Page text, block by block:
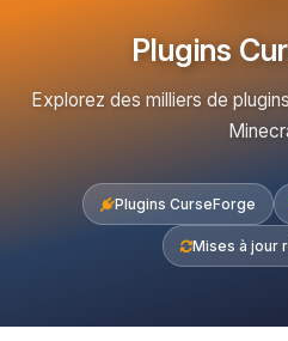
Plugins
Explorez des milliers de
Plugins CurseForge
Mises à jour